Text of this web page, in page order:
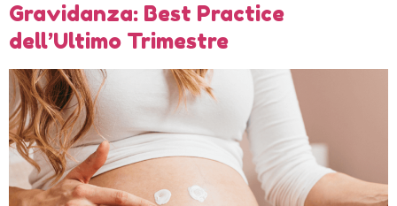
Gravidanza: Best Practice
dell’Ultimo Trimestre